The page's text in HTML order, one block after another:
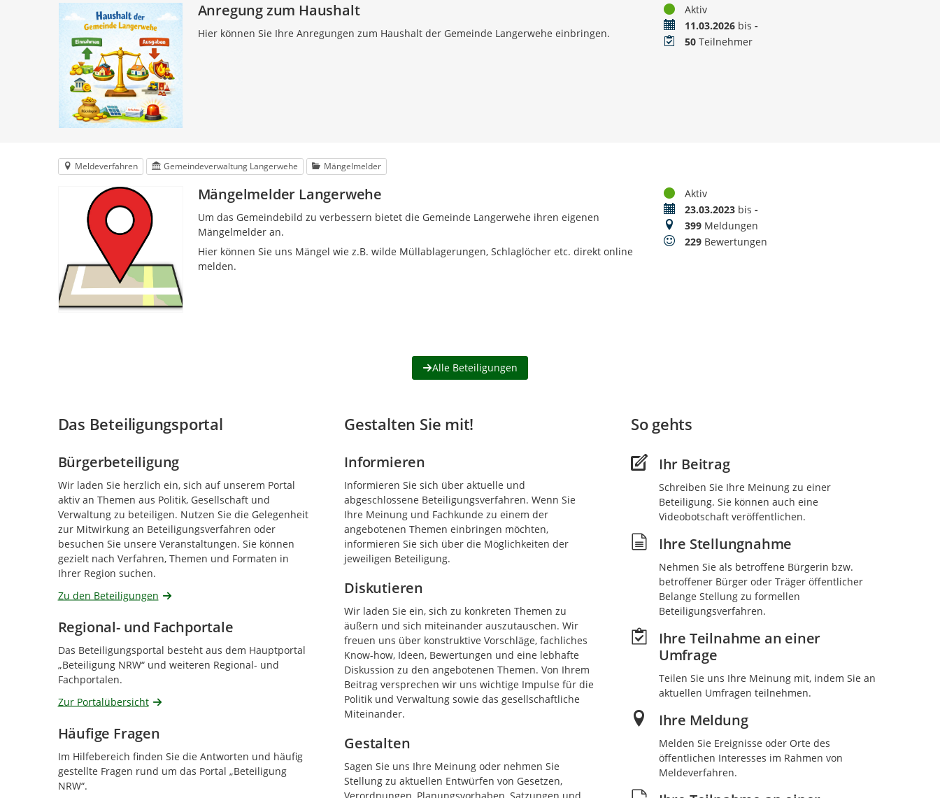
Anregung zum Haushalt
Hier können Sie Ihre Anregungen zum Haushalt der Gemeinde Langerwehe einbringen.
StatusAktiv
Zeitraum11.03.2026 bis-
Teilnehmer
50 Teilnehmer
Meldeverfahren Gemeindeverwaltung Langerwehe Mängelmelder
Mängelmelder Langerwehe
Um das Gemeindebild zu verbessern bietet die Gemeinde Langerwehe ihren eigenen
Mängelmelder an.
Hier können Sie uns Mängel wie z.B. wilde Müllablagerungen, Schlaglöcher etc. direkt online
melden.
StatusAktiv
Zeitraum23.03.2023 bis-
Meldungen
399 Meldungen
Bewertungen
229 Bewertungen
Alle Beteiligungen
Das Beteiligungsportal
Bürgerbeteiligung
Wir laden Sie herzlich ein, sich auf unserem Portal
aktiv an Themen aus Politik, Gesellschaft und
Verwaltung zu beteiligen. Nutzen Sie die Gelegenheit
zur Mitwirkung an Beteiligungsverfahren oder
besuchen Sie unsere Veranstaltungen. Sie können
gezielt nach Verfahren, Themen und Formaten in
Ihrer Region suchen.
Zu den Beteiligungen
Regional- und Fachportale
Das Beteiligungsportal besteht aus dem Hauptportal
„Beteiligung NRW“ und weiteren Regional- und
Fachportalen.
Zur Portalübersicht
Häufige Fragen
Im Hilfebereich finden Sie die Antworten und häufig
gestellte Fragen rund um das Portal „Beteiligung
NRW“.
Gestalten Sie mit!
Informieren
Informieren Sie sich über aktuelle und
abgeschlossene Beteiligungsverfahren. Wenn Sie
Ihre Meinung und Fachkunde zu einem der
angebotenen Themen einbringen möchten,
informieren Sie sich über die Möglichkeiten der
jeweiligen Beteiligung.
Diskutieren
Wir laden Sie ein, sich zu konkreten Themen zu
äußern und sich miteinander auszutauschen. Wir
freuen uns über konstruktive Vorschläge, fachliches
Know-how, Ideen, Bewertungen und eine lebhafte
Diskussion zu den angebotenen Themen. Von Ihrem
Beitrag versprechen wir uns wichtige Impulse für die
Politik und Verwaltung sowie das gesellschaftliche
Miteinander.
Gestalten
Sagen Sie uns Ihre Meinung oder nehmen Sie
Stellung zu aktuellen Entwürfen von Gesetzen,
So gehts
Ihr Beitrag
Schreiben Sie Ihre Meinung zu einer
Beteiligung. Sie können auch eine
Videobotschaft veröffentlichen.
Ihre Stellungnahme
Nehmen Sie als betroffene Bürgerin bzw.
betroffener Bürger oder Träger öffentlicher
Belange Stellung zu formellen
Beteiligungsverfahren.
Ihre Teilnahme an einer
Umfrage
Teilen Sie uns Ihre Meinung mit, indem Sie an
aktuellen Umfragen teilnehmen.
Ihre Meldung
Melden Sie Ereignisse oder Orte des
öffentlichen Interesses im Rahmen von
Meldeverfahren.